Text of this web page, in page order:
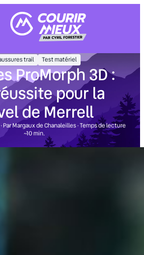
trail Test matériel
ProMorph 3D :
pour la
de Merrell
Par Margaux de Chanaleilles · Temps de lecture
~10 min.